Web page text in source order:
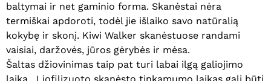
baltymai ir net gaminio forma. Skanėstai nėra
termiškai apdoroti, todėl jie išlaiko savo natūralią
kokybę ir skonį. Kiwi Walker skanėstuose randami
vaisiai, daržovės, jūros gėrybės ir mėsa.
Šaltas džiovinimas taip pat turi labai ilgą galiojimo